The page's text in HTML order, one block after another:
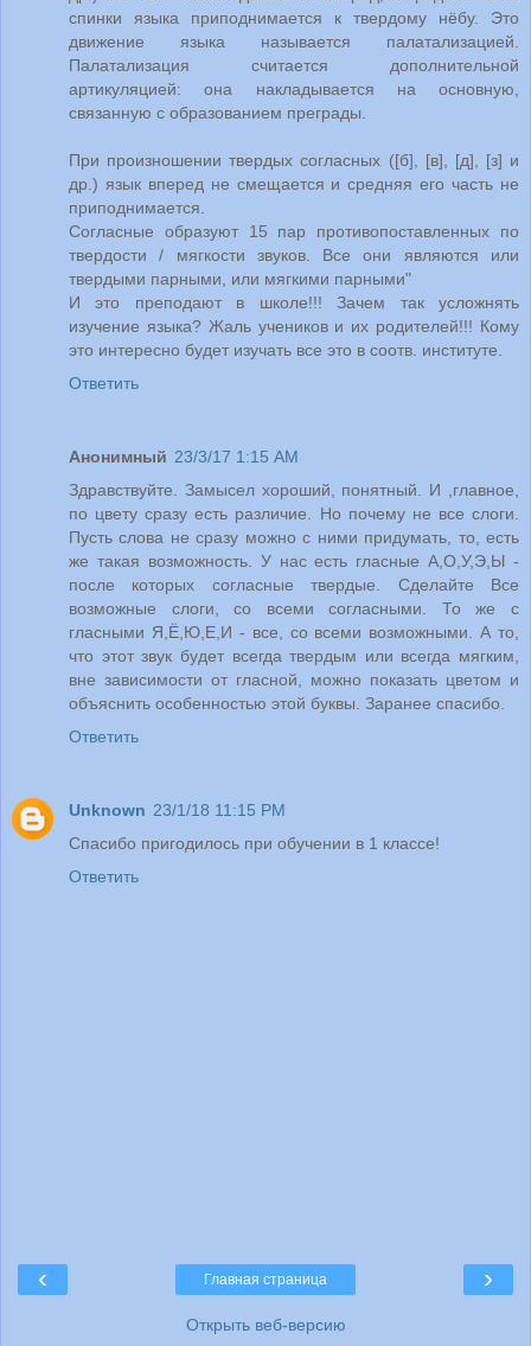
спинки языка приподнимается к твердому нёбу. Это
движение языка называется палатализацией.
Палатализация считается дополнительной
артикуляцией: она накладывается на основную,
связанную с образованием преграды.
При произношении твердых согласных ([б], [в], [д], [з] и
др.) язык вперед не смещается и средняя его часть не
приподнимается.
Согласные образуют 15 пар противопоставленных по
твердости / мягкости звуков. Все они являются или
твердыми парными, или мягкими парными"
И это преподают в школе!!! Зачем так усложнять
изучение языка? Жаль учеников и их родителей!!! Кому
это интересно будет изучать все это в соотв. институте.
Ответить
Анонимный 23/3/17 1:15 AM
Здравствуйте. Замысел хороший, понятный. И ,главное,
по цвету сразу есть различие. Но почему не все слоги.
Пусть слова не сразу можно с ними придумать, то, есть
же такая возможность. У нас есть гласные А,О,У,Э,Ы -
после которых согласные твердые. Сделайте Все
возможные слоги, со всеми согласными. То же с
гласными Я,Ё,Ю,Е,И - все, со всеми возможными. А то,
что этот звук будет всегда твердым или всегда мягким,
вне зависимости от гласной, можно показать цветом и
объяснить особенностью этой буквы. Заранее спасибо.
Ответить
Unknown 23/1/18 11:15 PM
Спасибо пригодилось при обучении в 1 классе!
Ответить
‹ ›
Главная страница
Открыть веб-версию